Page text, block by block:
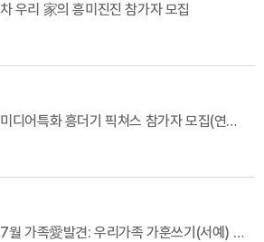
우리 家의 흥미진진 참가자 모집
디어특화 흥더기 픽쳐스 참가자 모집(연령
로 변경)
월 가족愛발견: 우리가족 가훈쓰기(서예) -